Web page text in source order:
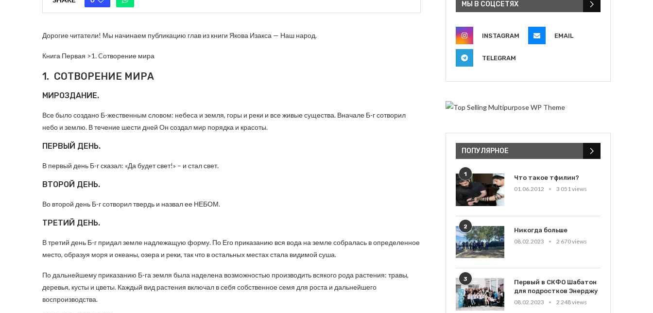
Дорогие читатели! Мы начинаем публикацию глав из книги Якова Изакса — Наш народ.
Книга Первая >1. Cотворение мира
1. СОТВОРЕНИЕ МИРА
МИРОЗДАНИЕ.
Все было создано Б-жественным словом: небеса и земля, горы и реки и все живые существа. Вначале Б-г сотворил
небо и землю. В течение шести дней Он создал мир порядка и красоты.
ПЕРВЫЙ ДЕНЬ.
В первый день Б-г сказал: «Да будет свет!» – и стал свет.
ВТОРОЙ ДЕНЬ.
Во второй день Б-г сотворил твердь и назвал ее НЕБОМ.
ТРЕТИЙ ДЕНЬ.
В третий день Б-г придал земле надлежащую форму. По Его приказанию вся вода на земле собралась в определенное
место, образуя моря и океаны, озера и реки, так что в остальных местах стала видимой суша.
По дальнейшему приказанию Б-га земля была наделена возможностью производить всякого рода растения: травы,
деревья, кусты и цветы. Каждый вид растения включал в себя собственное семя для роста и дальнейшего
воспроизводства.
МЫ В СОЦСЕТЯХ
INSTAGRAM EMAIL
TELEGRAM
ПОПУЛЯРНОЕ
1
Что такое тфилин?
01.06.2012
3 051 views
2
Никогда больше
08.02.2023
2 670 views
3
Первый в СКФО Шабатон
для подростков Энерджу
08.02.2023
2 248 views